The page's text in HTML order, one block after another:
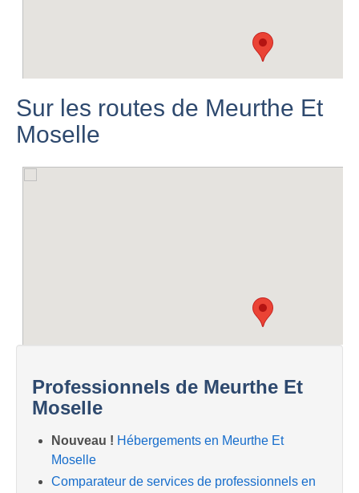
Sur les routes de Meurthe Et
Moselle
Professionnels de Meurthe Et
Moselle
Nouveau ! Hébergements en Meurthe Et
Moselle
Comparateur de services de professionnels en